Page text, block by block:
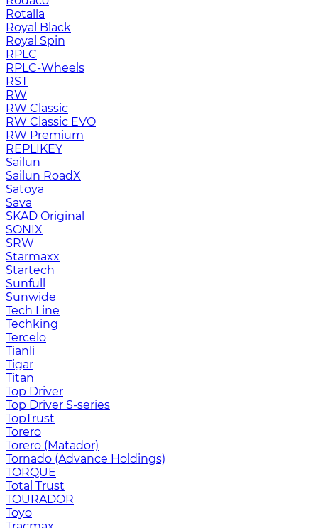
Rotalla
Royal Black
Royal Spin
RPLC
RPLC-Wheels
RST
RW
RW Classic
RW Classic EVO
RW Premium
RЕPLIKEY
Sailun
Sailun RoadX
Satoya
Sava
SKAD Original
SONIX
SRW
Starmaxx
Startech
Sunfull
Sunwide
Tech Line
Techking
Tercelo
Tianli
Tigar
Titan
Top Driver
Top Driver S-series
TopTrust
Torero
Torero (Matador)
Tornado (Advance Holdings)
TORQUE
Total Trust
TOURADOR
Toyo